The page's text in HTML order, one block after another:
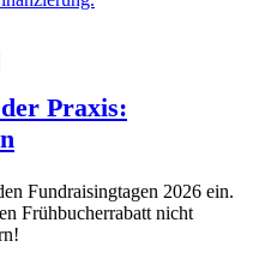
Praxis:
Fundraisingtagen 2026 ein.
Frühbucherrabatt nicht